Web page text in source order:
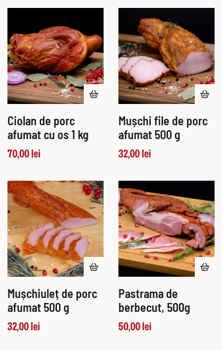
Ciolan de porc
afumat cu os 1 kg
70,00lei
Mușchi file de porc
afumat 500 g
32,00lei
Mușchiuleț de porc
afumat 500 g
32,00lei
Pastrama de
berbecut, 500g
50,00lei